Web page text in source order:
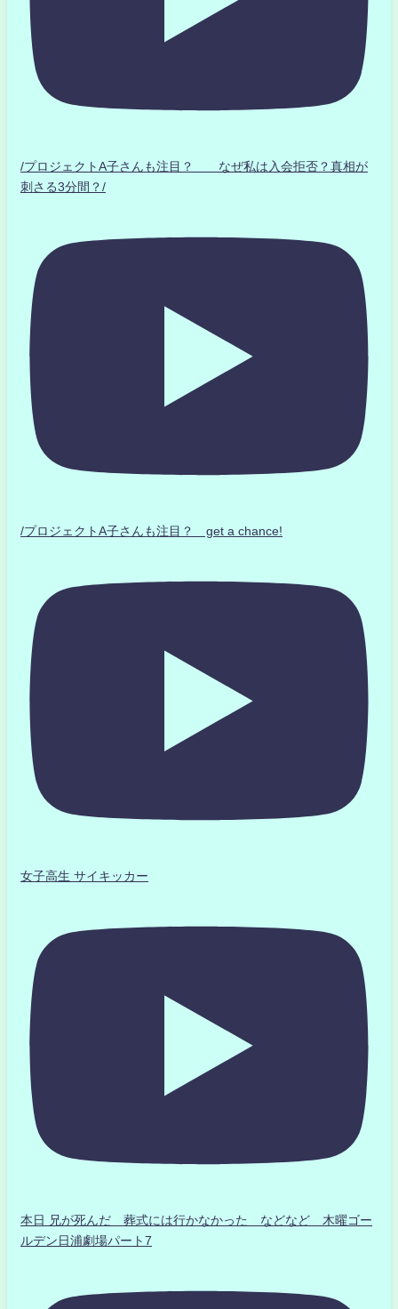
/プロジェクトA子さんも注目？ なぜ私は入会拒否？真相が
刺さる3分間？/
/プロジェクトA子さんも注目？ get a chance!
女子高生 サイキッカー
本日 兄が死んだ 葬式には行かなかった などなど 木曜ゴー
ルデン日浦劇場パート7